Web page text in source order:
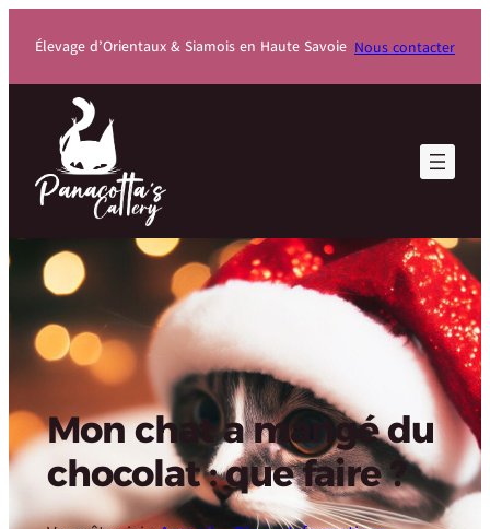
principal
Élevage d’Orientaux & Siamois en Haute Savoie Nous contacter
Mon chat a mangé du
chocolat : que faire ?